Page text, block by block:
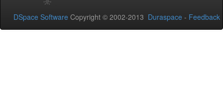
DSpace Software Copyright © 2002-2013 Duraspace - Feedback